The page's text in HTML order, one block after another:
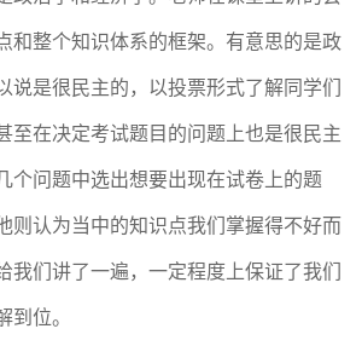
和整个知识体系的框架。有意思的是政
说是很民主的，以投票形式了解同学们
至在决定考试题目的问题上也是很民主
问题中选出想要出现在试卷上的题
则认为当中的知识点我们掌握得不好而
我们讲了一遍，一定程度上保证了我们
到位。